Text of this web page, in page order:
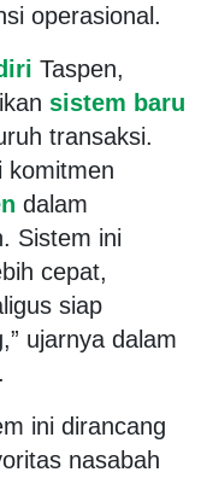
operasional.
Taspen,
sistem baru
transaksi.
komitmen
dalam
Sistem ini
cepat,
siap
ujarnya dalam
ini dirancang
nasabah